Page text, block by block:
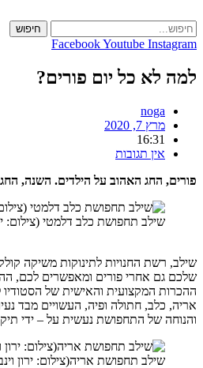
to
content
חיפוש
FacebookYoutube Instagram
למה לא כל יום פורים?
noga
מרץ 7, 2020
16:31
אין תגובות
פורים, החג האהוב על הילדים. השנה,
שילב תחפושת כלב דלמטי (צילום:
שלכם גם אחרי פורים ומאפשרים לכם,
והנוחה של התחפושת נעשית על – ידי
שילב תחפושת אריה(צילום: ירון